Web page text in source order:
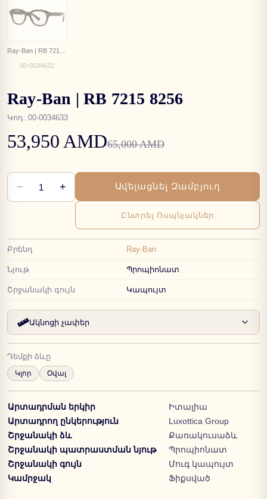
00-0034632
Ray-Ban | RB 7215 8256
Կոդ: 00-0034633
53,950 AMD65,000 AMD
− 1 + Ավելացնել Զամբյուղ
Ընտրել Ոսպնյակներ
Բրենդ Ray-Ban
Նյութ Պրոպիոնատ
Շրջանակի գույն Կապույտ
Ակնոցի չափեր
Դեմքի ձևը
Կլոր Օվալ
Արտադրման երկիր
Իտալիա
Արտադրող ընկերություն
Luxottica Group
Շրջանակի ձև
Քառակուսաձև
Շրջանակի պատրաստման նյութ
Պրոպիոնատ
Շրջանակի գույն
Մուգ կապույտ
Կամրջակ
Ֆիքսված